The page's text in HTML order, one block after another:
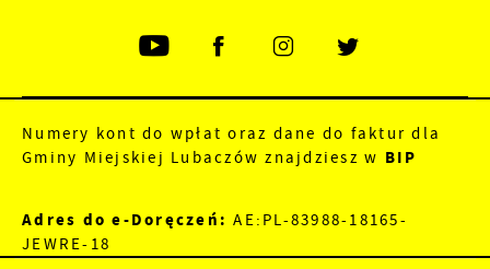
Numery kont do wpłat oraz dane do faktur dla
Gminy Miejskiej Lubaczów znajdziesz w BIP
Adres do e-Doręczeń: AE:PL-83988-18165-
JEWRE-18